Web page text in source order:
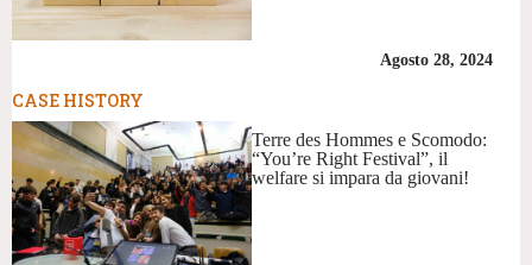
Agosto 28, 2024
CASE HISTORY
Terre des Hommes e Scomodo:
“You’re Right Festival”, il
welfare si impara da giovani!